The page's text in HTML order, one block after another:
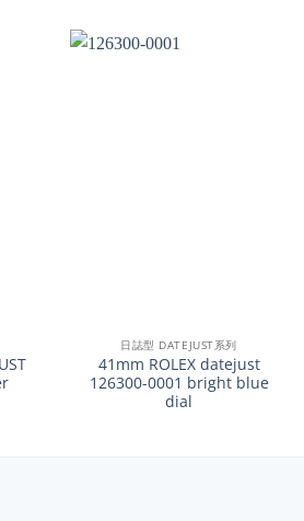
日誌型 DATEJUST系列
41mm ROLEX datejust
126300-0001 bright blue
dial